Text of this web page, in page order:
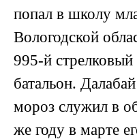
попал в школу
Вологодской
995-й
батальон.
мороз служил в
же году в марте